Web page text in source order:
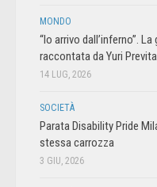
MONDO
“Io arrivo dall’inferno”.
raccontata da Yuri
14 LUG, 2026
SOCIETÀ
Parata Disability Pride
stessa carrozza
3 GIU, 2026